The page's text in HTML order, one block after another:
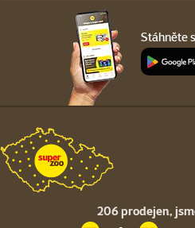
Stáhněte
206 prodejen,